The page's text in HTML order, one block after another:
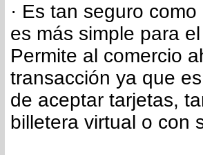
· Es tan seguro
es más simple para
Permite al comercio
transacción ya que
de aceptar tarjetas,
billetera virtual o con